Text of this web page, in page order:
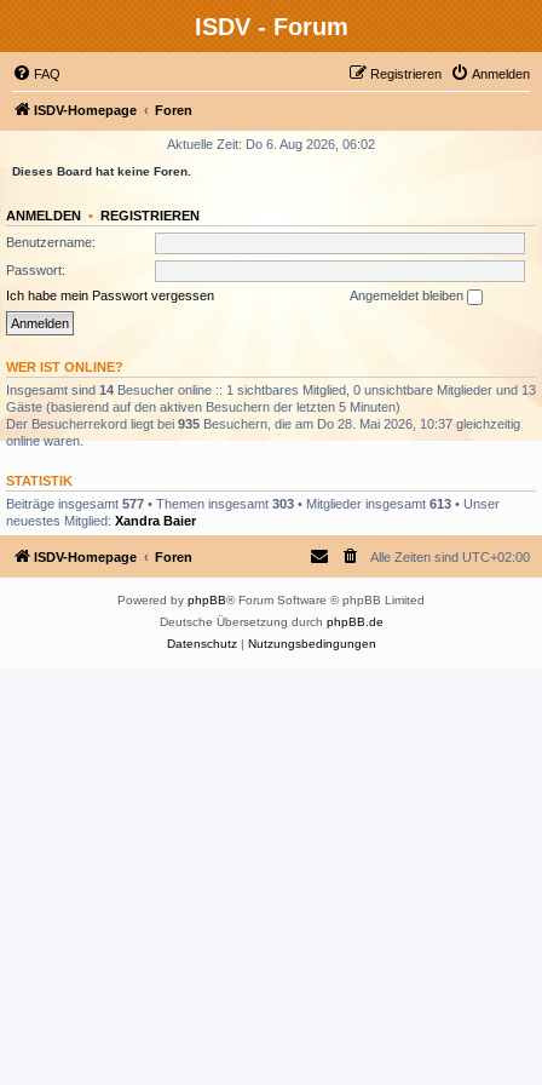
ISDV - Forum
FAQ Anmelden
Registrieren
ISDV-Homepage Foren
Aktuelle Zeit: Do 6. Aug 2026, 06:02
Dieses Board hat keine Foren.
ANMELDEN • REGISTRIEREN
Benutzername:
Passwort:
Ich habe mein Passwort vergessen
Angemeldet bleiben
WER IST ONLINE?
Insgesamt sind 14 Besucher online :: 1 sichtbares Mitglied, 0 unsichtbare Mitglieder und 13
Gäste (basierend auf den aktiven Besuchern der letzten 5 Minuten)
Der Besucherrekord liegt bei 935 Besuchern, die am Do 28. Mai 2026, 10:37 gleichzeitig
online waren.
STATISTIK
Beiträge insgesamt 577 • Themen insgesamt 303 • Mitglieder insgesamt 613 • Unser
neuestes Mitglied: Xandra Baier
ISDV-Homepage Foren Alle Zeiten sind UTC+02:00
Powered by phpBB® Forum Software © phpBB Limited
Deutsche Übersetzung durch phpBB.de
Datenschutz| Nutzungsbedingungen